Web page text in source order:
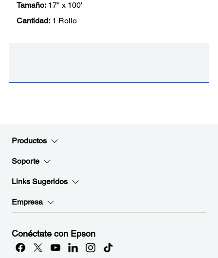
Tamaño: 17" x 100'
Cantidad: 1 Rollo
Productos
Soporte
Links Sugeridos
Empresa
Conéctate con Epson